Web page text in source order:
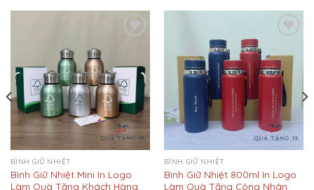
BÌNH GIỮ NHIỆT
Bình Giữ Nhiệt Mini In Logo
Làm Quà Tặng Khách Hàng
Wishlist
BÌNH GIỮ NHIỆT
Bình Giữ Nhiệt 800ml In Logo
Làm Quà Tặng Công Nhân